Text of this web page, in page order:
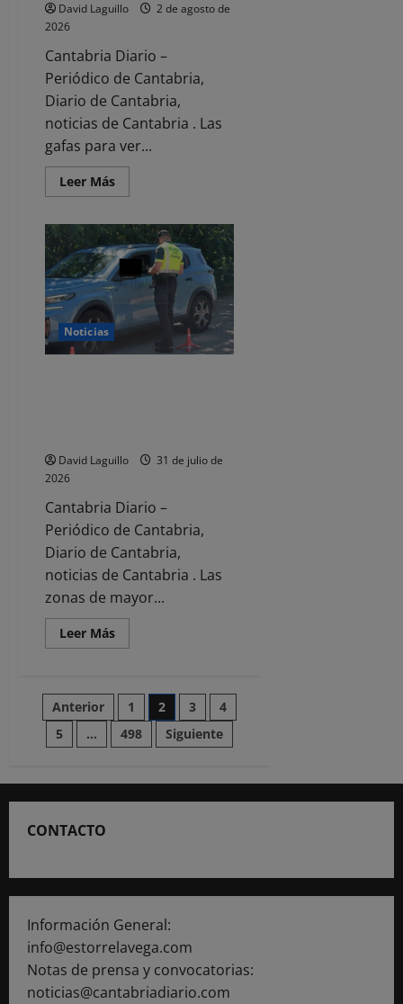
David Laguillo
2 de agosto de
2026
Cantabria Diario –
Periódico de Cantabria,
Diario de Cantabria,
noticias de Cantabria . Las
gafas para ver...
Leer MásLeer
más
Cantabria
anima
a
consultar
la
Red
Alertas
para
reforzar
su
Noticias
David Laguillo
31 de julio de
2026
Cantabria Diario –
Periódico de Cantabria,
Diario de Cantabria,
noticias de Cantabria . Las
zonas de mayor...
Leer MásLeer
más
la
segunda
Operación
Salida
del
151.000
Paginación
de
entradas
Anterior 1 2 3
4
5
… 498 Siguiente
CONTACTO
Información General:
info@estorrelavega.com
Notas de prensa y convocatorias:
noticias@cantabriadiario.com